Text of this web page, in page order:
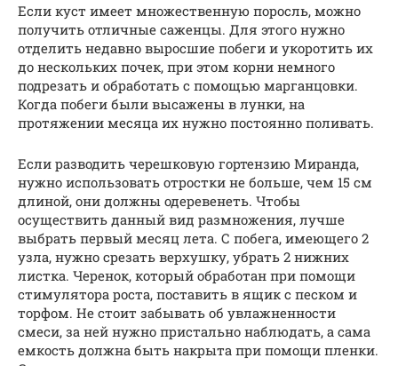
Если куст имеет множественную поросль, можно
получить отличные саженцы. Для этого нужно
отделить недавно выросшие побеги и укоротить их
до нескольких почек, при этом корни немного
подрезать и обработать с помощью марганцовки.
Когда побеги были высажены в лунки, на
протяжении месяца их нужно постоянно поливать.
Если разводить черешковую гортензию Миранда,
нужно использовать отростки не больше, чем 15 см
длиной, они должны одеревенеть. Чтобы
осуществить данный вид размножения, лучше
выбрать первый месяц лета. С побега, имеющего 2
узла, нужно срезать верхушку, убрать 2 нижних
листка. Черенок, который обработан при помощи
стимулятора роста, поставить в ящик с песком и
торфом. Не стоит забывать об увлажненности
смеси, за ней нужно пристально наблюдать, а сама
емкость должна быть накрыта при помощи пленки.